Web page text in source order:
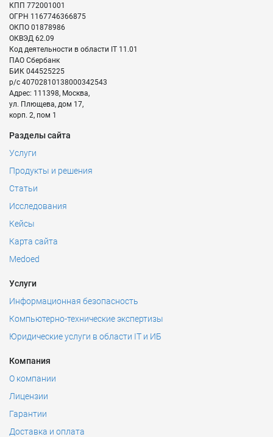
КПП 772001001
ОГРН 1167746366875
ОКПО 01878986
ОКВЭД 62.09
Код деятельности в области IT 11.01
ПАО Сбербанк
БИК 044525225
р/с 40702810138000342543
Адрес: 111398, Москва,
ул. Плющева, дом 17,
корп. 2, пом 1
Разделы сайта
Услуги
Продукты и решения
Статьи
Исследования
Кейсы
Карта сайта
Medoed
Услуги
Информационная безопасность
Компьютерно-технические экспертизы
Юридические услуги в области IT и ИБ
Компания
О компании
Лицензии
Гарантии
Доставка и оплата